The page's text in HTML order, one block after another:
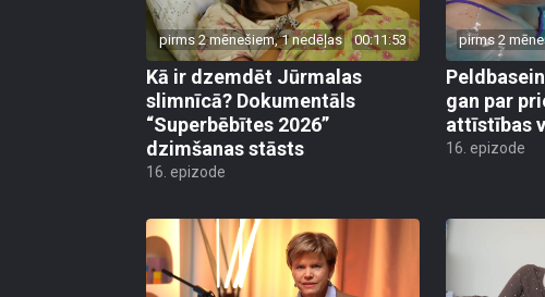
pirms 2 mēnešiem, 1 nedēļas 00:11:53
Kā ir dzemdēt Jūrmalas
slimnīcā? Dokumentāls
“Superbēbītes 2026”
dzimšanas stāsts
16. epizode
pirms 2
gan par
attīstības
16. epizode